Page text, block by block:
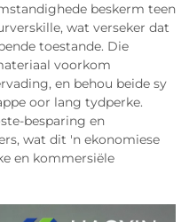
beskerm teen
wat verseker dat
toestande. Die
voorkom
en behou beide sy
oor lang tydperke.
besparing en
wat dit 'n ekonomiese
en kommersiële